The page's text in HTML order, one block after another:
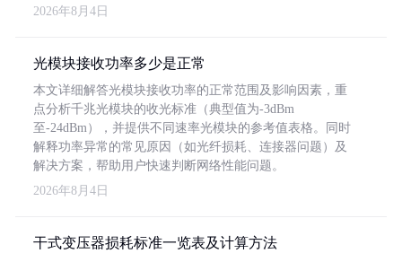
2026年8月4日
光模块接收功率多少是正常
本文详细解答光模块接收功率的正常范围及影响因素，重
点分析千兆光模块的收光标准（典型值为-3dBm
至-24dBm），并提供不同速率光模块的参考值表格。同时
解释功率异常的常见原因（如光纤损耗、连接器问题）及
解决方案，帮助用户快速判断网络性能问题。
2026年8月4日
干式变压器损耗标准一览表及计算方法